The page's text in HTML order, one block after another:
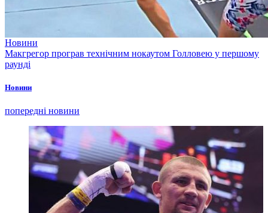
Новини
Макгрегор програв технічним нокаутом Голловею у першому
раунді
Новини
попередні новини